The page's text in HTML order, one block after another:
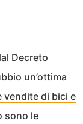
Decreto
un’ottima
vendite di bici e
sono le